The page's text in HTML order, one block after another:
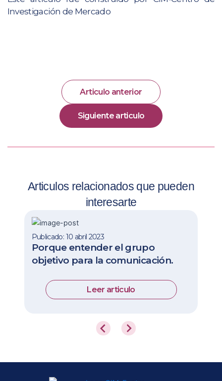
Investigación de Mercado
Articulo anterior
Siguiente articulo
Articulos relacionados que pueden
interesarte
Publicado: 10 abril 2023
Porque entender el grupo
objetivo para la comunicación.
Leer articulo